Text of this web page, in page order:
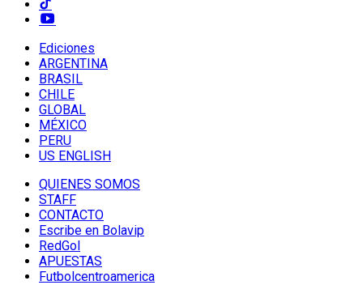
Ediciones
ARGENTINA
BRASIL
CHILE
GLOBAL
MÉXICO
PERU
US ENGLISH
QUIENES SOMOS
STAFF
CONTACTO
Escribe en Bolavip
RedGol
APUESTAS
Futbolcentroamerica